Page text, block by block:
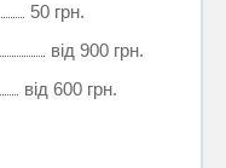
50 грн.
від 900 грн.
від 600 грн.